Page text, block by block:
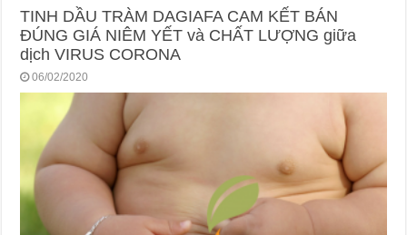
TINH DẦU TRÀM DAGIAFA CAM KẾT BÁN
ĐÚNG GIÁ NIÊM YẾT và CHẤT LƯỢNG giữa
dịch VIRUS CORONA
06/02/2020